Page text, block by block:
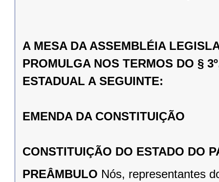
A MESA DA ASSEMBLÉIA
PROMULGA NOS TERMOS DO §
ESTADUAL A SEGUINTE:
EMENDA DA CONSTITUIÇÃO
CONSTITUIÇÃO DO ESTADO DO
PREÂMBULO Nós, representantes